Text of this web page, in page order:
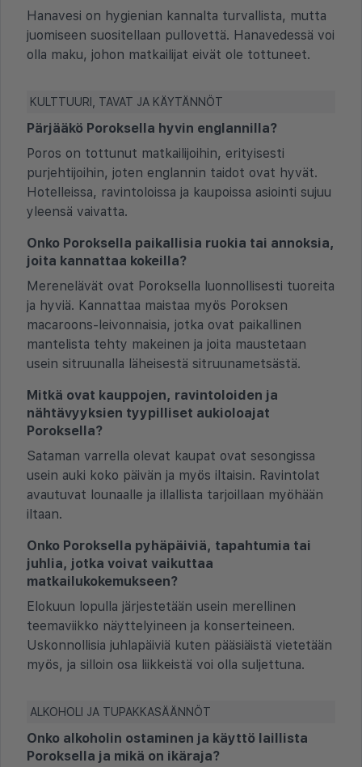
Hanavesi on hygienian kannalta turvallista, mutta
juomiseen suositellaan pullovettä. Hanavedessä voi
olla maku, johon matkailijat eivät ole tottuneet.
KULTTUURI, TAVAT JA KÄYTÄNNÖT
Pärjääkö Poroksella hyvin englannilla?
Poros on tottunut matkailijoihin, erityisesti
purjehtijoihin, joten englannin taidot ovat hyvät.
Hotelleissa, ravintoloissa ja kaupoissa asiointi sujuu
yleensä vaivatta.
Onko Poroksella paikallisia ruokia tai annoksia,
joita kannattaa kokeilla?
Merenelävät ovat Poroksella luonnollisesti tuoreita
ja hyviä. Kannattaa maistaa myös Poroksen
macaroons-leivonnaisia, jotka ovat paikallinen
mantelista tehty makeinen ja joita maustetaan
usein sitruunalla läheisestä sitruunametsästä.
Mitkä ovat kauppojen, ravintoloiden ja
nähtävyyksien tyypilliset aukioloajat
Poroksella?
Sataman varrella olevat kaupat ovat sesongissa
usein auki koko päivän ja myös iltaisin. Ravintolat
avautuvat lounaalle ja illallista tarjoillaan myöhään
iltaan.
Onko Poroksella pyhäpäiviä, tapahtumia tai
juhlia, jotka voivat vaikuttaa
matkailukokemukseen?
Elokuun lopulla järjestetään usein merellinen
teemaviikko näyttelyineen ja konserteineen.
Uskonnollisia juhlapäiviä kuten pääsiäistä vietetään
myös, ja silloin osa liikkeistä voi olla suljettuna.
ALKOHOLI JA TUPAKKASÄÄNNÖT
Onko alkoholin ostaminen ja käyttö laillista
Poroksella ja mikä on ikäraja?